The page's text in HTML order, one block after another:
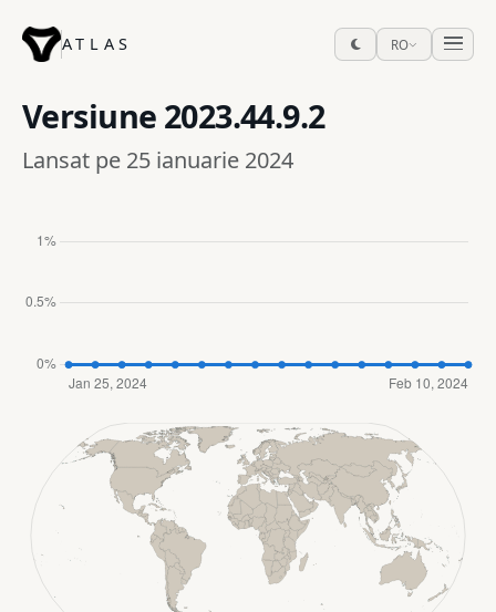
ATLAS RO
Versiune 2023.44.9.2
Lansat pe 25 ianuarie 2024